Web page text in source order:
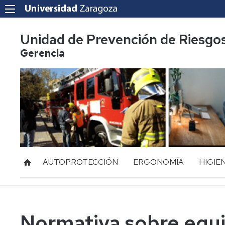
Unidad de Prevención de
Gerencia
AUTOPROTECCIÓN ERGONOMÍA
Mediación